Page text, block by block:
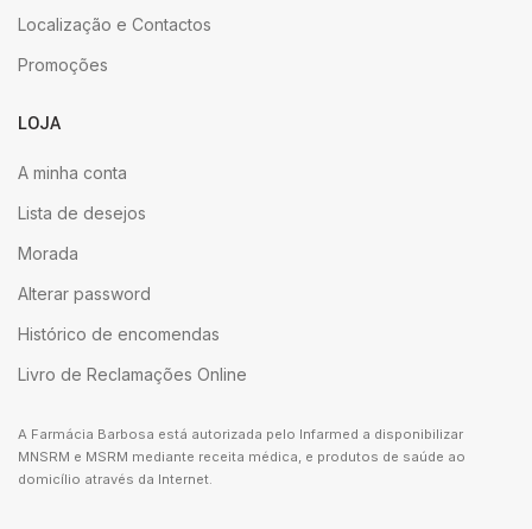
Localização e Contactos
Promoções
LOJA
A minha conta
Lista de desejos
Morada
Alterar password
Histórico de encomendas
Livro de Reclamações Online
A Farmácia Barbosa está autorizada pelo Infarmed a disponibilizar
MNSRM e MSRM mediante receita médica, e produtos de saúde ao
domicílio através da Internet.